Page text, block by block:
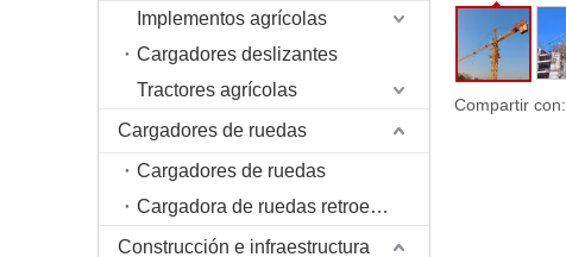
Implementos agrícolas
Cargadores deslizantes
Tractores agrícolas
Cargadores de ruedas
Cargadores de ruedas
Cargadora de ruedas retroexcavadora
Construcción e infraestructura
Compartir con: